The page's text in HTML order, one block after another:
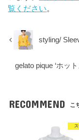
覧ください。
styling/
gelato pique ‘ホッ
RECOMMEND こ